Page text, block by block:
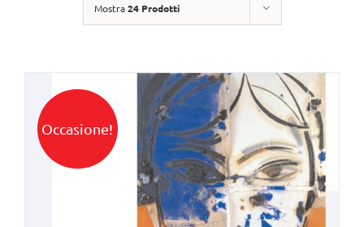
Mostra24 Prodotti
Occasione!